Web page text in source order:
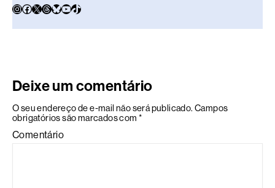
Deixe um comentário
O seu endereço de e-mail não será publicado. Campos
obrigatórios são marcados com *
Comentário